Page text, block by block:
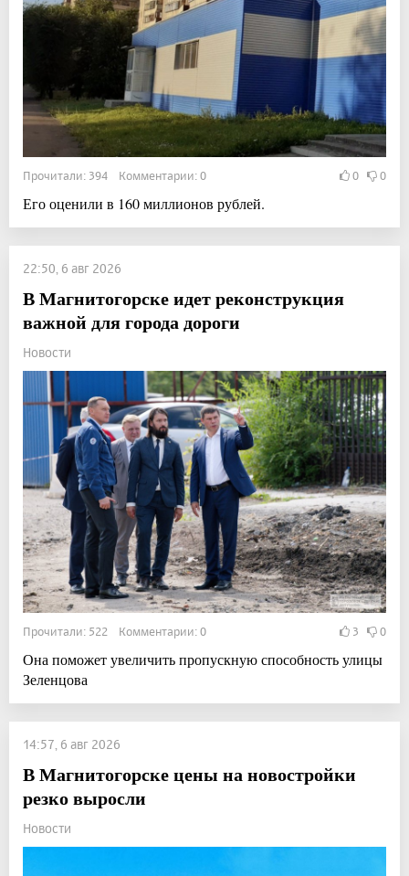
Прочитали: 394 Комментарии: 0 0 0
Его оценили в 160 миллионов рублей.
22:50, 6 авг 2026
В Магнитогорске идет реконструкция
важной для города дороги
Новости
Прочитали: 522 Комментарии: 0 3 0
Она поможет увеличить пропускную способность улицы
Зеленцова
14:57, 6 авг 2026
В Магнитогорске цены на новостройки
резко выросли
Новости